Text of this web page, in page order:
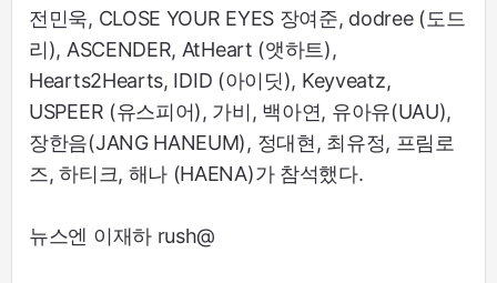
전민욱, CLOSE YOUR EYES 장여준, dodree (도드
리), ASCENDER, AtHeart (앳하트),
Hearts2Hearts, IDID (아이딧), Keyveatz,
USPEER (유스피어), 가비, 백아연, 유아유(UAU),
장한음(JANG HANEUM), 정대현, 최유정, 프림로
즈, 하티크, 해나 (HAENA)가 참석했다.
뉴스엔 이재하 rush@